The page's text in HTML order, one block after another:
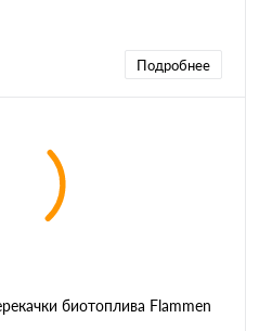
Подробнее
биотоплива Flammen